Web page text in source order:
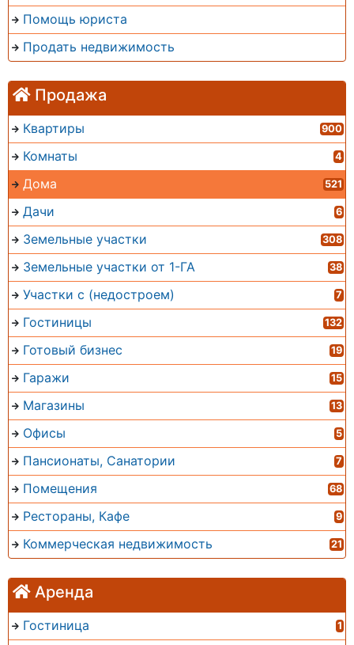
Помощь юриста
Продать недвижимость
Продажа
Квартиры 900
Комнаты 4
Дома 521
Дачи 6
Земельные участки 308
Земельные участки от 1-ГА 38
Участки с (недостроем) 7
Гостиницы 132
Готовый бизнес 19
Гаражи 15
Магазины 13
Офисы 5
Пансионаты, Санатории 7
Помещения 68
Рестораны, Кафе 9
Коммерческая недвижимость 21
Аренда
Гостиница 1